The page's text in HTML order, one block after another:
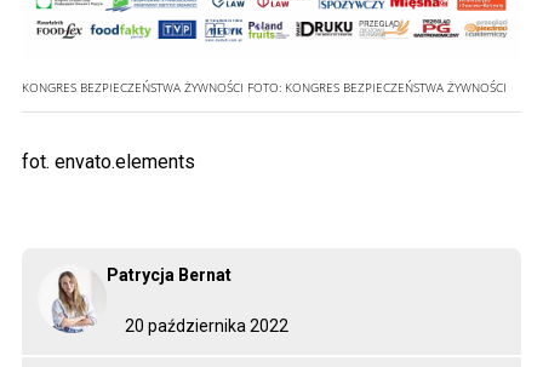
20 października 2022
Patrycja Bernat
KONGRES BEZPIECZEŃSTWA ŻYWNOŚCI FOTO: KONGRES BEZPIECZEŃSTWA ŻYWNOŚCI
fot. envato.elements